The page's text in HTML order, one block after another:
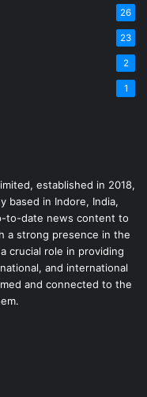
26
23
2
1
established in 2018,
based in Indore, India,
to-date news content to
a strong presence in the
crucial role in providing
and international
and connected to the